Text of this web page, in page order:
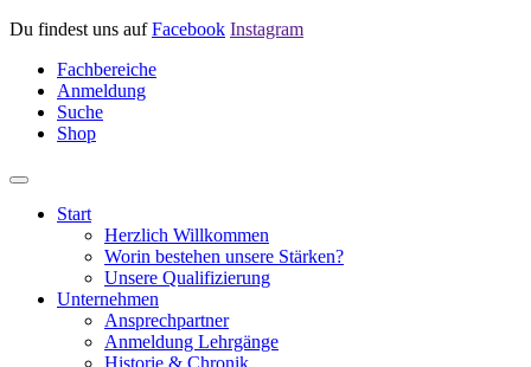
Du findest uns aufFacebook Instagram
Fachbereiche
Anmeldung
Suche
Shop
Start
Herzlich Willkommen
Worin bestehen unsere Stärken?
Unsere Qualifizierung
Unternehmen
Ansprechpartner
Anmeldung Lehrgänge
Historie & Chronik